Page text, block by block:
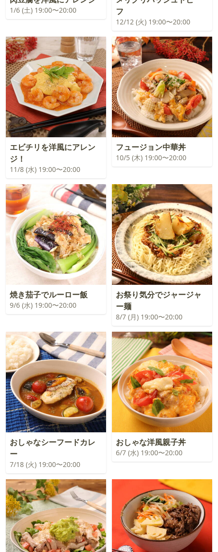
1/6 (土) 19:00〜20:00
フ
12/12 (火) 19:00〜20:00
エビチリを洋風にアレン
ジ！
11/8 (水) 19:00〜20:00
フュージョン中華丼
10/5 (木) 19:00〜20:00
焼き茄子でルーロー飯
9/6 (水) 19:00〜20:00
お祭り気分でジャージャ
ー麺
8/7 (月) 19:00〜20:00
おしゃなシーフードカレ
ー
7/18 (火) 19:00〜20:00
おしゃな洋風親子丼
6/7 (水) 19:00〜20:00